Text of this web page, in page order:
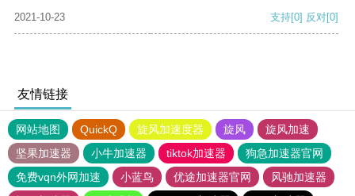
2021-10-23 支持[0] 反对[0]
友情链接
网站地图 QuickQ 旋风加速度器 旋风
旋风加速
坚果加速器
小牛加速器 tiktok加速器
狗急加速器官网
免费vqn外网加速
小蓝鸟 优途加速器官网
风驰加速器